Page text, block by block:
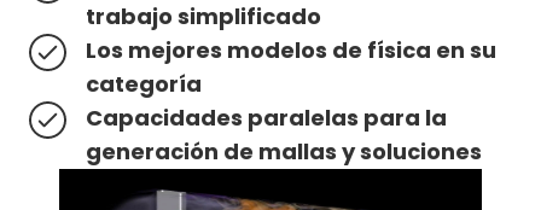
trabajo simplificado
Los mejores modelos de física en su
categoría
Capacidades paralelas para la
generación de mallas y soluciones